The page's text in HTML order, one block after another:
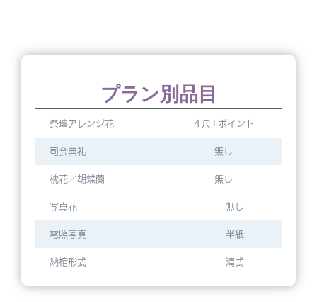
プラン別品目
祭壇アレンジ花 ４尺+ポイント
司会典礼 無し
枕花／胡蝶蘭 無し
写真花 無し
電照写真 半紙
納棺形式 清式